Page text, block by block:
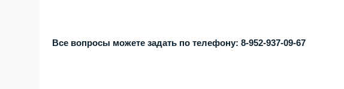
Все вопросы можете задать по телефону: 8-952-937-09-67